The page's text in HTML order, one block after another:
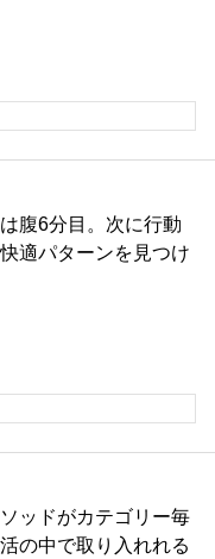
腹6分目。次に行動
適パターンを見つけ
ッドがカテゴリー毎
の中で取り入れれる